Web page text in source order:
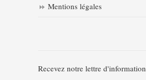
Mentions légales
Recevez notre lettre d'information